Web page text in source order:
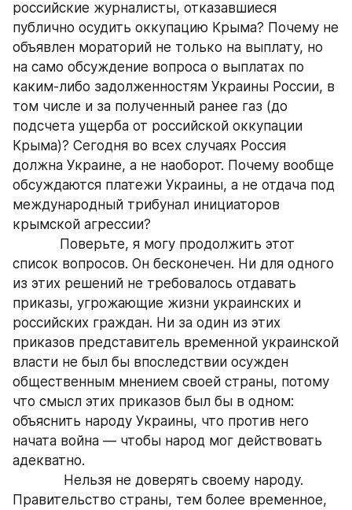
российские журналисты, отказавшиеся
публично осудить оккупацию Крыма? Почему не
объявлен мораторий не только на выплату, но
на само обсуждение вопроса о выплатах по
каким-либо задолженностям Украины России, в
том числе и за полученный ранее газ (до
подсчета ущерба от российской оккупации
Крыма)? Сегодня во всех случаях Россия
должна Украине, а не наоборот. Почему вообще
обсуждаются платежи Украины, а не отдача под
международный трибунал инициаторов
крымской агрессии?
Поверьте, я могу продолжить этот
список вопросов. Он бесконечен. Ни для одного
из этих решений не требовалось отдавать
приказы, угрожающие жизни украинских и
российских граждан. Ни за один из этих
приказов представитель временной украинской
власти не был бы впоследствии осужден
общественным мнением своей страны, потому
что смысл этих приказов был бы в одном:
объяснить народу Украины, что против него
начата война — чтобы народ мог действовать
адекватно.
Нельзя не доверять своему народу.
Правительство страны, тем более временное,